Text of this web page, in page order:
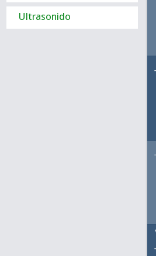
Ultrasonido